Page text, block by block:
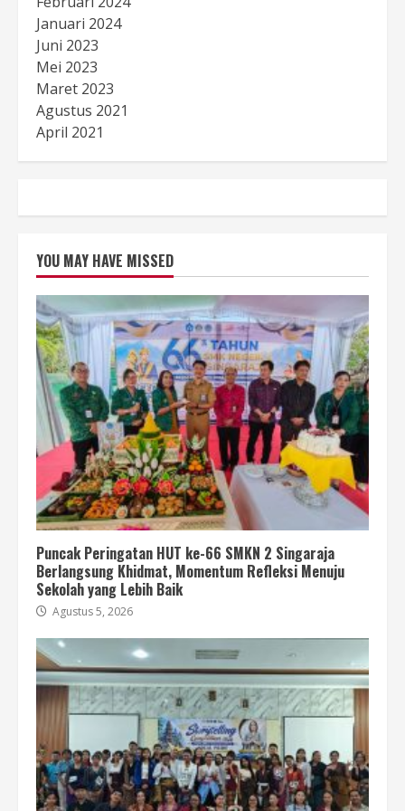
Januari 2024
Juni 2023
Mei 2023
Maret 2023
Agustus 2021
April 2021
YOU MAY HAVE MISSED
Puncak Peringatan HUT ke-66 SMKN 2 Singaraja
Berlangsung Khidmat, Momentum Refleksi Menuju
Sekolah yang Lebih Baik
Agustus 5, 2026